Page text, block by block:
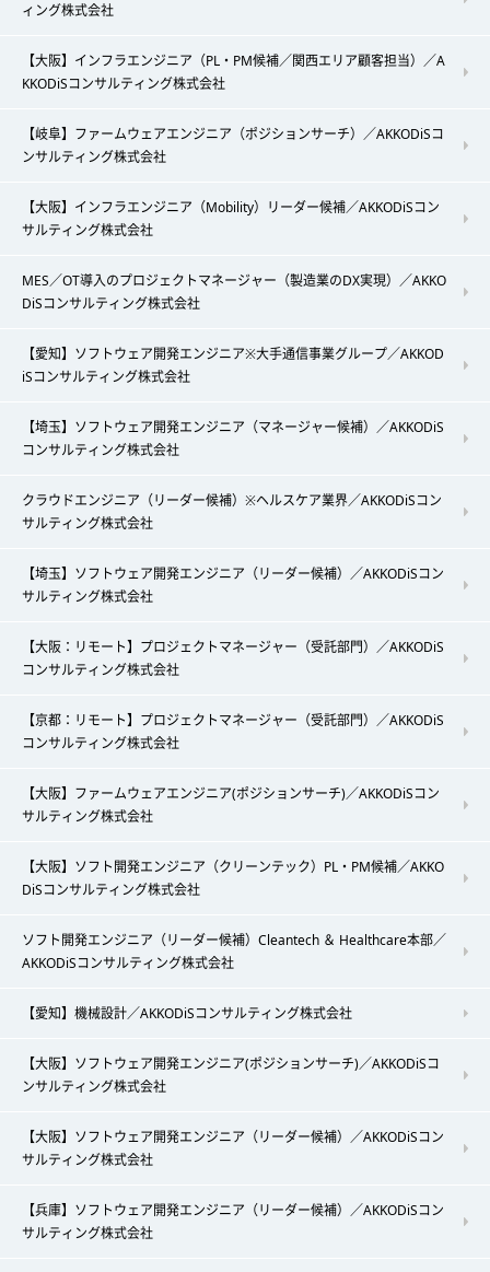
ィング株式会社
【大阪】インフラエンジニア（PL・PM候補／関西エリア顧客担当）／A
KKODiSコンサルティング株式会社
【岐阜】ファームウェアエンジニア（ポジションサーチ）／AKKODiSコ
ンサルティング株式会社
【大阪】インフラエンジニア（Mobility）リーダー候補／AKKODiSコン
サルティング株式会社
MES／OT導入のプロジェクトマネージャー（製造業のDX実現）／AKKO
DiSコンサルティング株式会社
【愛知】ソフトウェア開発エンジニア※大手通信事業グループ／AKKOD
iSコンサルティング株式会社
【埼玉】ソフトウェア開発エンジニア（マネージャー候補）／AKKODiS
コンサルティング株式会社
クラウドエンジニア（リーダー候補）※ヘルスケア業界／AKKODiSコン
サルティング株式会社
【埼玉】ソフトウェア開発エンジニア（リーダー候補）／AKKODiSコン
サルティング株式会社
【大阪：リモート】プロジェクトマネージャー（受託部門）／AKKODiS
コンサルティング株式会社
【京都：リモート】プロジェクトマネージャー（受託部門）／AKKODiS
コンサルティング株式会社
【大阪】ファームウェアエンジニア(ポジションサーチ)／AKKODiSコン
サルティング株式会社
【大阪】ソフト開発エンジニア（クリーンテック）PL・PM候補／AKKO
DiSコンサルティング株式会社
ソフト開発エンジニア（リーダー候補）Cleantech ＆ Healthcare本部／
AKKODiSコンサルティング株式会社
【愛知】機械設計／AKKODiSコンサルティング株式会社
【大阪】ソフトウェア開発エンジニア(ポジションサーチ)／AKKODiSコ
ンサルティング株式会社
【大阪】ソフトウェア開発エンジニア（リーダー候補）／AKKODiSコン
サルティング株式会社
【兵庫】ソフトウェア開発エンジニア（リーダー候補）／AKKODiSコン
サルティング株式会社